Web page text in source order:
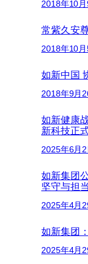
2018年10月
常紫久安
2018年10月
如新中国
2018年9月
如新健康
新科技正
2025年6月2
如新集团
坚守与担当
2025年4月
如新集团
2025年4月